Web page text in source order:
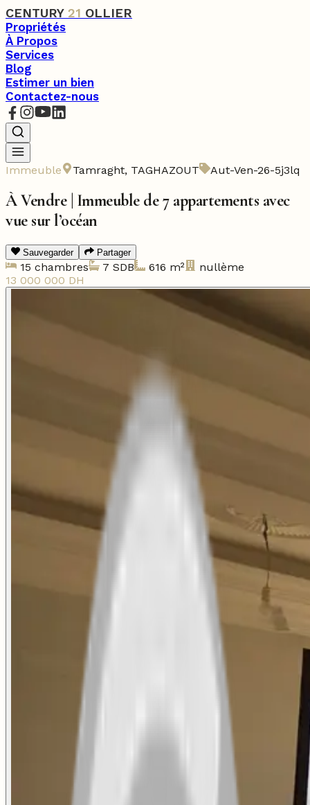
CENTURY 21 OLLIER
Propriétés
À Propos
Services
Blog
Estimer un bien
Contactez-nous
Immeuble Tamraght, TAGHAZOUT Aut-Ven-26-5j3lq
À Vendre | Immeuble de 7 appartements avec
vue sur l’océan
Sauvegarder Partager
15 chambres 7 SDB 616 m²
nullème
13 000 000 DH